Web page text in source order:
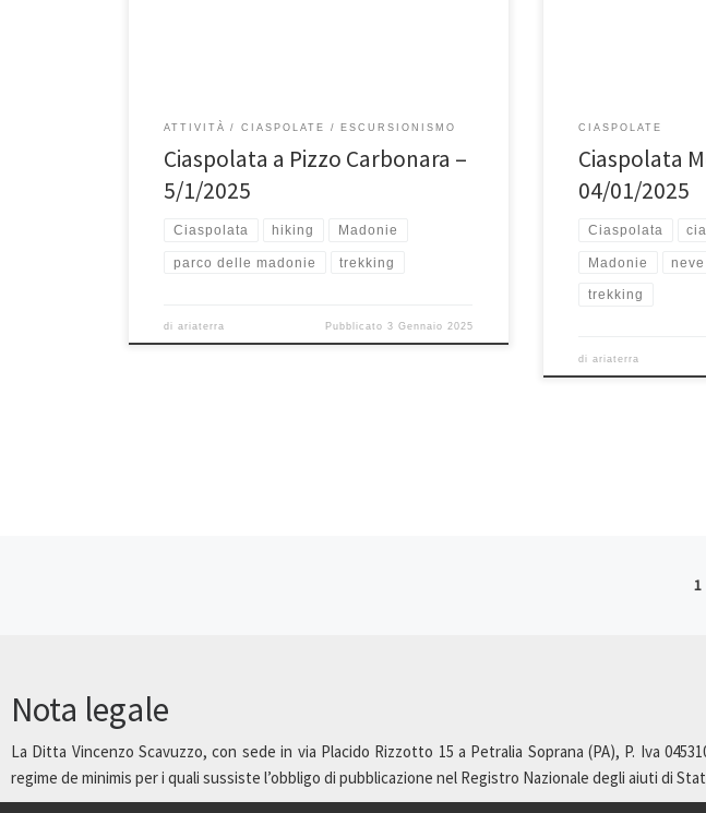
ATTIVITÀ CIASPOLATE ESCURSIONISMO
Ciaspolata a Pizzo Carbonara –
5/1/2025
Ciaspolata hiking Madonie
parco delle madonie trekking
diariaterra Pubblicato 3 Gennaio 2025
CIASPOLATE
Ciaspolata
04/01/2025
Ciaspolata
Madonie neve
trekking
diariaterra
1
Nota legale
La Ditta Vincenzo Scavuzzo, con sede in via Placido Rizzotto 15 a Petralia Soprana (PA), P. Iva
regime de minimis per i quali sussiste l’obbligo di pubblicazione nel Registro Nazionale degli aiuti di